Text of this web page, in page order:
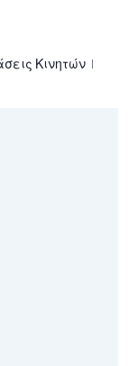
Κινητών